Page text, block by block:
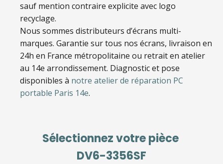
sauf mention contraire explicite avec logo
recyclage.
Nous sommes distributeurs d’écrans multi-
marques. Garantie sur tous nos écrans, livraison en
24h en France métropolitaine ou retrait en atelier
au 14e arrondissement. Diagnostic et pose
disponibles à notre atelier de réparation PC
portable Paris 14e.
Sélectionnez votre pièce
DV6-3356SF